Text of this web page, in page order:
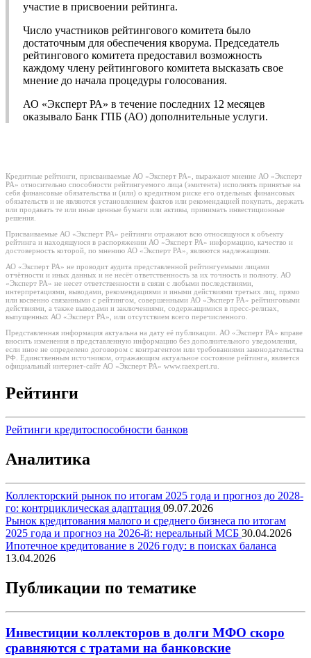
участие в присвоении рейтинга.
Число участников рейтингового комитета было
достаточным для обеспечения кворума. Председатель
рейтингового комитета предоставил возможность
каждому члену рейтингового комитета высказать свое
мнение до начала процедуры голосования.
АО «Эксперт РА» в течение последних 12 месяцев
оказывало Банк ГПБ (АО) дополнительные услуги.
Кредитные рейтинги, присваиваемые АО «Эксперт РА», выражают мнение АО «Эксперт
РА» относительно способности рейтингуемого лица (эмитента) исполнять принятые на
себя финансовые обязательства и (или) о кредитном риске его отдельных финансовых
обязательств и не являются установлением фактов или рекомендацией покупать, держать
или продавать те или иные ценные бумаги или активы, принимать инвестиционные
решения.
Присваиваемые АО «Эксперт РА» рейтинги отражают всю относящуюся к объекту
рейтинга и находящуюся в распоряжении АО «Эксперт РА» информацию, качество и
достоверность которой, по мнению АО «Эксперт РА», являются надлежащими.
АО «Эксперт РА» не проводит аудита представленной рейтингуемыми лицами
отчётности и иных данных и не несёт ответственность за их точность и полноту. АО
«Эксперт РА» не несет ответственности в связи с любыми последствиями,
интерпретациями, выводами, рекомендациями и иными действиями третьих лиц, прямо
или косвенно связанными с рейтингом, совершенными АО «Эксперт РА» рейтинговыми
действиями, а также выводами и заключениями, содержащимися в пресс-релизах,
выпущенных АО «Эксперт РА», или отсутствием всего перечисленного.
Представленная информация актуальна на дату её публикации. АО «Эксперт РА» вправе
вносить изменения в представленную информацию без дополнительного уведомления,
если иное не определено договором с контрагентом или требованиями законодательства
РФ. Единственным источником, отражающим актуальное состояние рейтинга, является
официальный интернет-сайт АО «Эксперт РА» www.raexpert.ru.
Рейтинги
Рейтинги кредитоспособности банков
Аналитика
Коллекторский рынок по итогам 2025 года и прогноз до 2028-
го: контрциклическая адаптация 09.07.2026
Рынок кредитования малого и среднего бизнеса по итогам
2025 года и прогноз на 2026-й: нереальный МСБ 30.04.2026
Ипотечное кредитование в 2026 году: в поисках баланса
13.04.2026
Публикации по тематике
Инвестиции коллекторов в долги МФО скоро
сравняются с тратами на банковские